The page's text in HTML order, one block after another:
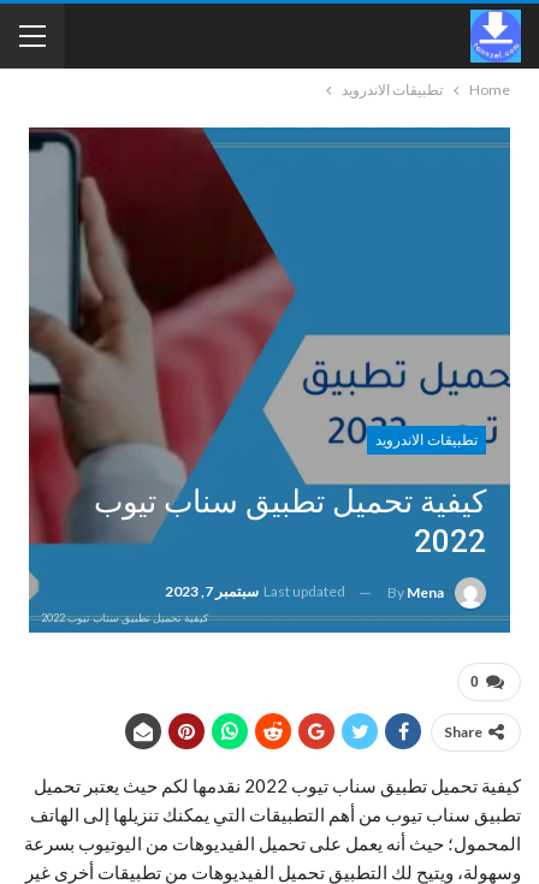
Home تطبيقات الاندرويد
تطبيقات الاندرويد
كيفية تحميل تطبيق سناب تيوب
2022
By Mena
Last updated سبتمبر 7, 2023
كيفية تحميل تطبيق سناب تيوب 2022
0
Share
كيفية تحميل تطبيق سناب تيوب 2022 نقدمها لكم حيث يعتبر تحميل
تطبيق سناب تيوب من أهم التطبيقات التي يمكنك تنزيلها إلى الهاتف
المحمول؛ حيث أنه يعمل على تحميل الفيديوهات من اليوتيوب بسرعة
وسهولة، ويتيح لك التطبيق تحميل الفيديوهات من تطبيقات أخرى غير